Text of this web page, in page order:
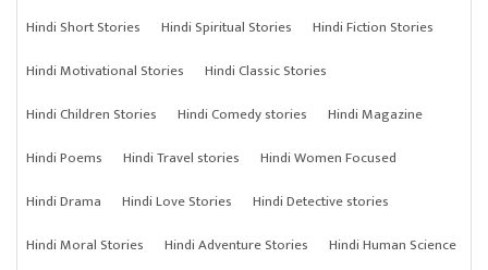
Hindi Short Stories Hindi Spiritual Stories
Hindi Fiction Stories
Hindi Motivational Stories
Hindi Classic Stories
Hindi Children Stories
Hindi Comedy stories
Hindi Magazine
Hindi Poems
Hindi Travel stories
Hindi Women Focused
Hindi Drama
Hindi Love Stories
Hindi Detective stories
Hindi Moral Stories
Hindi Adventure Stories Hindi Human Science